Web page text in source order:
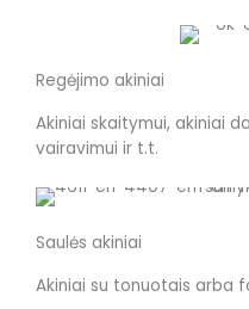
Regėjimo akiniai
Akiniai skaitymui, akiniai
vairavimui ir t.t.
Saulės akiniai
Akiniai su tonuotais arba